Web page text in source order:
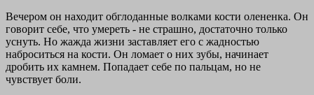
Вечером он находит обглоданные волками кости олененка. Он
говорит себе, что умереть - не страшно, достаточно только
уснуть. Но жажда жизни заставляет его с жадностью
наброситься на кости. Он ломает о них зубы, начинает
дробить их камнем. Попадает себе по пальцам, но не
чувствует боли.